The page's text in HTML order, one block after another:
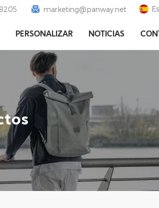
marketing@panway.net
English
Español
PERSONALIZAR NOTICIAS